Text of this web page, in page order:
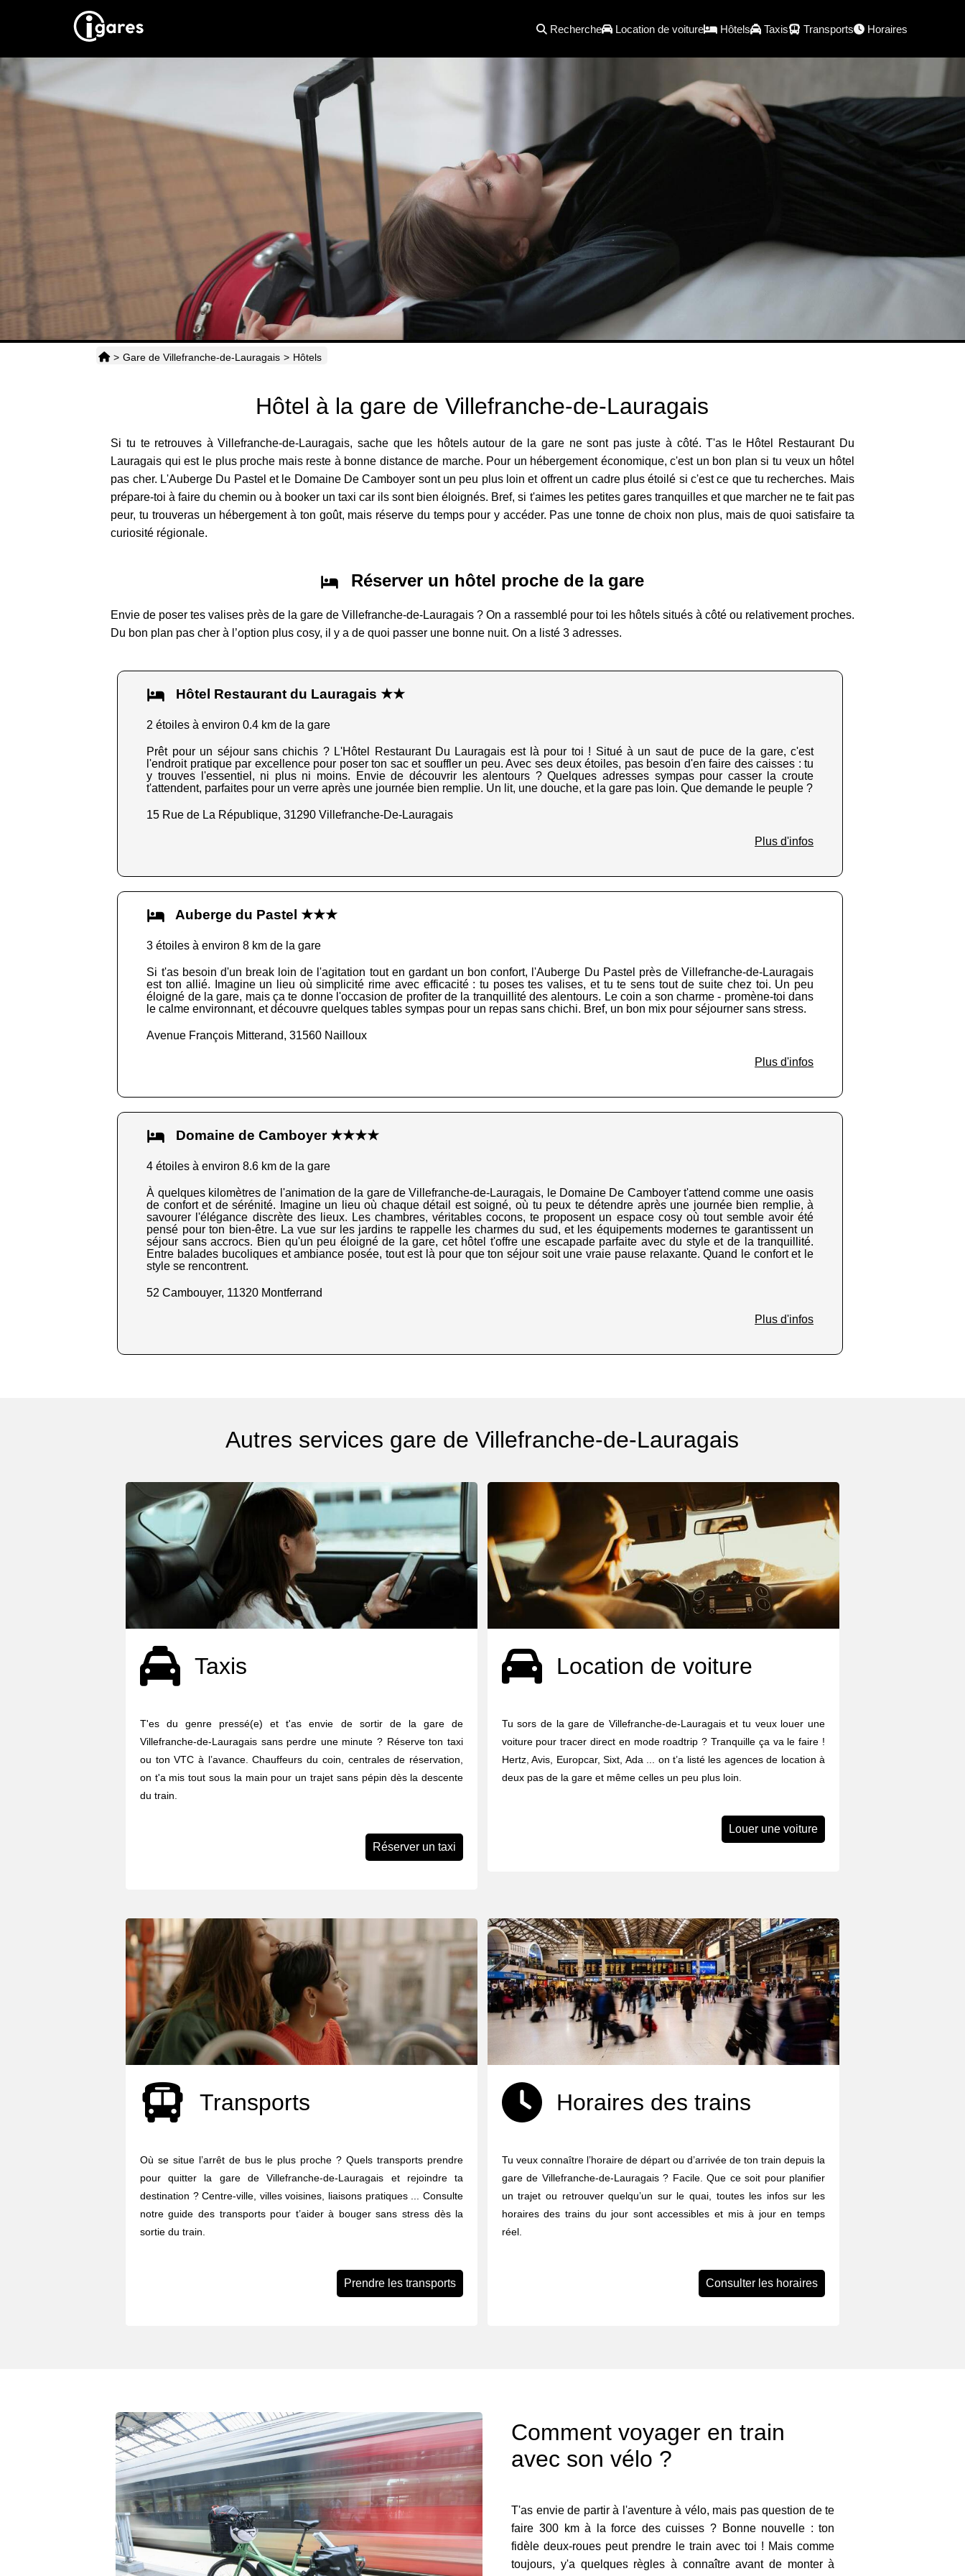
Recherche Location de voiture Hôtels Taxis Transports Horaires
> Gare de Villefranche-de-Lauragais > Hôtels
Hôtel à la gare de Villefranche-de-Lauragais
Si tu te retrouves à Villefranche-de-Lauragais, sache que les hôtels autour de la gare ne sont pas juste à côté. T'as le Hôtel Restaurant Du
Lauragais qui est le plus proche mais reste à bonne distance de marche. Pour un hébergement économique, c'est un bon plan si tu veux un hôtel
pas cher. L'Auberge Du Pastel et le Domaine De Camboyer sont un peu plus loin et offrent un cadre plus étoilé si c'est ce que tu recherches. Mais
prépare-toi à faire du chemin ou à booker un taxi car ils sont bien éloignés. Bref, si t'aimes les petites gares tranquilles et que marcher ne te fait pas
peur, tu trouveras un hébergement à ton goût, mais réserve du temps pour y accéder. Pas une tonne de choix non plus, mais de quoi satisfaire ta
curiosité régionale.
Réserver un hôtel proche de la gare
Envie de poser tes valises près de la gare de Villefranche-de-Lauragais ? On a rassemblé pour toi les hôtels situés à côté ou relativement proches.
Du bon plan pas cher à l’option plus cosy, il y a de quoi passer une bonne nuit. On a listé 3 adresses.
Hôtel Restaurant du Lauragais ★★
2 étoiles à environ 0.4 km de la gare
Prêt pour un séjour sans chichis ? L'Hôtel Restaurant Du Lauragais est là pour toi ! Situé à un saut de puce de la gare, c'est
l'endroit pratique par excellence pour poser ton sac et souffler un peu. Avec ses deux étoiles, pas besoin d'en faire des caisses : tu
y trouves l'essentiel, ni plus ni moins. Envie de découvrir les alentours ? Quelques adresses sympas pour casser la croute
t'attendent, parfaites pour un verre après une journée bien remplie. Un lit, une douche, et la gare pas loin. Que demande le peuple ?
15 Rue de La République, 31290 Villefranche-De-Lauragais
Plus d'infos
Auberge du Pastel ★★★
3 étoiles à environ 8 km de la gare
Si t'as besoin d'un break loin de l'agitation tout en gardant un bon confort, l'Auberge Du Pastel près de Villefranche-de-Lauragais
est ton allié. Imagine un lieu où simplicité rime avec efficacité : tu poses tes valises, et tu te sens tout de suite chez toi. Un peu
éloigné de la gare, mais ça te donne l'occasion de profiter de la tranquillité des alentours. Le coin a son charme - promène-toi dans
le calme environnant, et découvre quelques tables sympas pour un repas sans chichi. Bref, un bon mix pour séjourner sans stress.
Avenue François Mitterand, 31560 Nailloux
Plus d'infos
Domaine de Camboyer ★★★★
4 étoiles à environ 8.6 km de la gare
À quelques kilomètres de l'animation de la gare de Villefranche-de-Lauragais, le Domaine De Camboyer t'attend comme une oasis
de confort et de sérénité. Imagine un lieu où chaque détail est soigné, où tu peux te détendre après une journée bien remplie, à
savourer l'élégance discrète des lieux. Les chambres, véritables cocons, te proposent un espace cosy où tout semble avoir été
pensé pour ton bien-être. La vue sur les jardins te rappelle les charmes du sud, et les équipements modernes te garantissent un
séjour sans accrocs. Bien qu'un peu éloigné de la gare, cet hôtel t'offre une escapade parfaite avec du style et de la tranquillité.
Entre balades bucoliques et ambiance posée, tout est là pour que ton séjour soit une vraie pause relaxante. Quand le confort et le
style se rencontrent.
52 Cambouyer, 11320 Montferrand
Plus d'infos
Autres services gare de Villefranche-de-Lauragais
Taxis
T'es du genre pressé(e) et t'as envie de sortir de la gare de
Villefranche-de-Lauragais sans perdre une minute ? Réserve ton taxi
ou ton VTC à l’avance. Chauffeurs du coin, centrales de réservation,
on t'a mis tout sous la main pour un trajet sans pépin dès la descente
du train.
Réserver un taxi
Location de voiture
Tu sors de la gare de Villefranche-de-Lauragais et tu veux louer une
voiture pour tracer direct en mode roadtrip ? Tranquille ça va le faire !
Hertz, Avis, Europcar, Sixt, Ada ... on t’a listé les agences de location à
deux pas de la gare et même celles un peu plus loin.
Louer une voiture
Transports
Où se situe l’arrêt de bus le plus proche ? Quels transports prendre
pour quitter la gare de Villefranche-de-Lauragais et rejoindre ta
destination ? Centre-ville, villes voisines, liaisons pratiques ... Consulte
notre guide des transports pour t’aider à bouger sans stress dès la
sortie du train.
Prendre les transports
Horaires des trains
Tu veux connaître l’horaire de départ ou d’arrivée de ton train depuis la
gare de Villefranche-de-Lauragais ? Facile. Que ce soit pour planifier
un trajet ou retrouver quelqu’un sur le quai, toutes les infos sur les
horaires des trains du jour sont accessibles et mis à jour en temps
réel.
Consulter les horaires
Comment voyager en train
avec son vélo ?
T'as envie de partir à l'aventure à vélo, mais pas question de te
faire 300 km à la force des cuisses ? Bonne nouvelle : ton
fidèle deux-roues peut prendre le train avec toi ! Mais comme
toujours, y'a quelques règles à connaître avant de monter à